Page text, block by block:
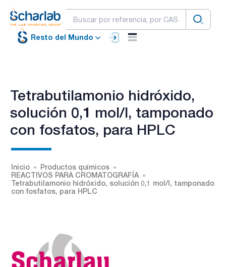
Resto del Mundo
Tetrabutilamonio hidróxido,
solución 0,1 mol/l, tamponado
con fosfatos, para HPLC
Inicio
Productos químicos
REACTIVOS PARA CROMATOGRAFÍA
Tetrabutilamonio hidróxido, solución 0,1 mol/l, tamponado
con fosfatos, para HPLC